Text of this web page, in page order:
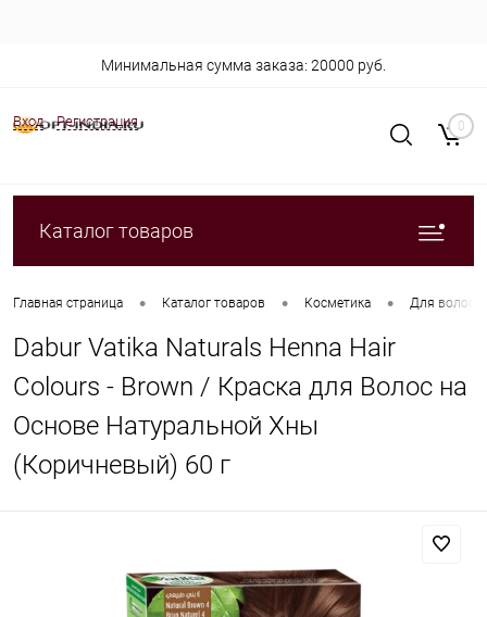
Вход Регистрация
Минимальная сумма заказа: 20000 руб.
0
Каталог товаров
Главная страница • Каталог товаров • Косметика • Для волос
Dabur Vatika Naturals Henna Hair
Colours - Brown / Краска для Волос на
Основе Натуральной Хны
(Коричневый) 60 г